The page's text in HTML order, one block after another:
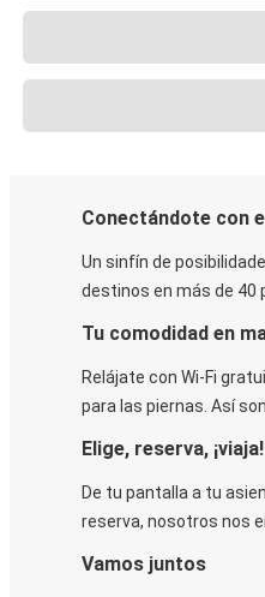
Conectándote con
Un sinfín de
destinos en más de 40
Tu comodidad en
Relájate con Wi-Fi
para las piernas. Así
Elige, reserva, ¡viaja!
De tu pantalla a tu
reserva, nosotros nos
Vamos juntos